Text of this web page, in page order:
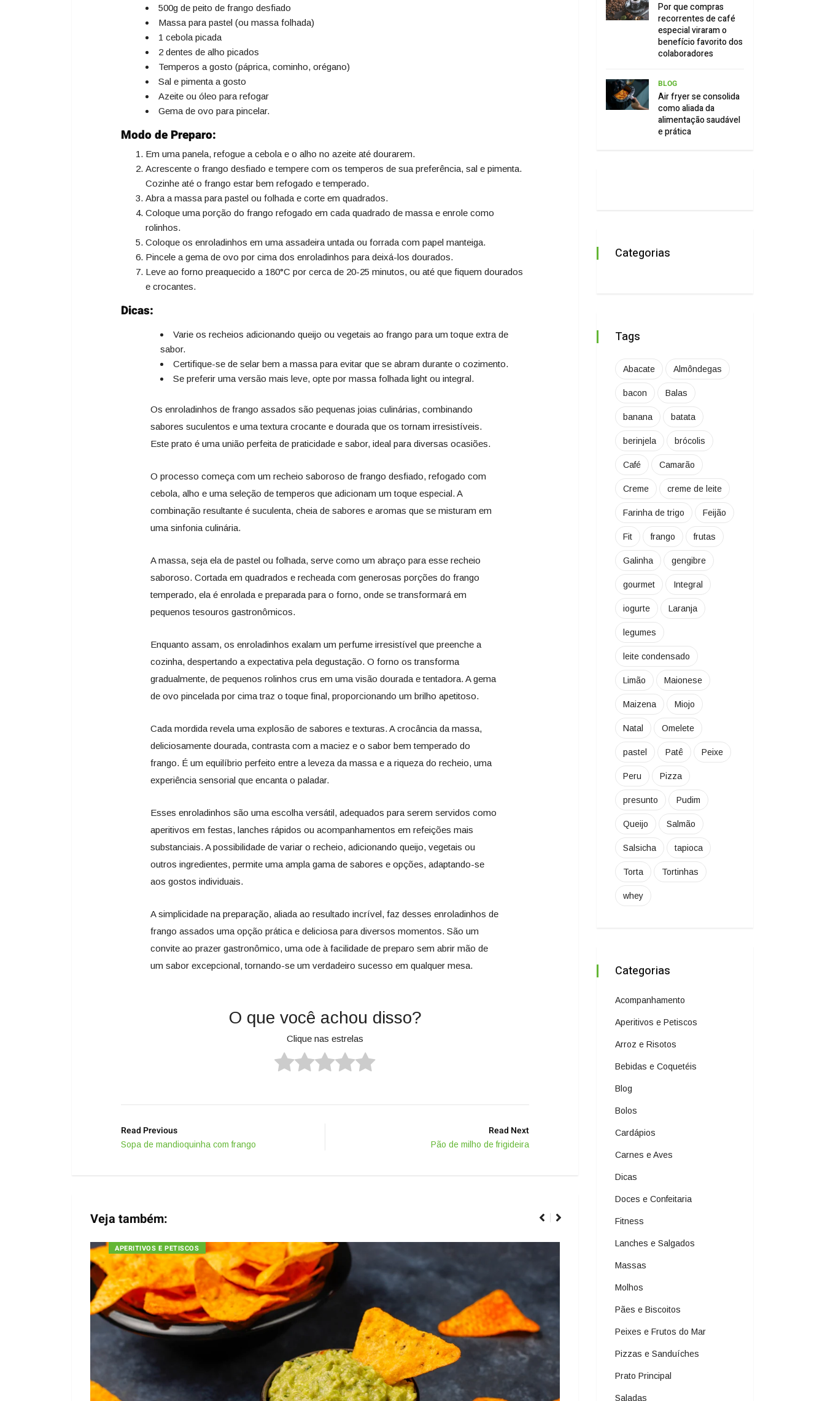
500g de peito de frango desfiado
Massa para pastel (ou massa folhada)
1 cebola picada
2 dentes de alho picados
Temperos a gosto (páprica, cominho, orégano)
Sal e pimenta a gosto
Azeite ou óleo para refogar
Gema de ovo para pincelar.
Modo de Preparo:
Em uma panela, refogue a cebola e o alho no azeite até dourarem.
Acrescente o frango desfiado e tempere com os temperos de sua preferência, sal e pimenta.
Cozinhe até o frango estar bem refogado e temperado.
Abra a massa para pastel ou folhada e corte em quadrados.
Coloque uma porção do frango refogado em cada quadrado de massa e enrole como
rolinhos.
Coloque os enroladinhos em uma assadeira untada ou forrada com papel manteiga.
Pincele a gema de ovo por cima dos enroladinhos para deixá-los dourados.
Leve ao forno preaquecido a 180°C por cerca de 20-25 minutos, ou até que fiquem dourados
e crocantes.
Dicas:
Varie os recheios adicionando queijo ou vegetais ao frango para um toque extra de
sabor.
Certifique-se de selar bem a massa para evitar que se abram durante o cozimento.
Se preferir uma versão mais leve, opte por massa folhada light ou integral.
Os enroladinhos de frango assados são pequenas joias culinárias, combinando
sabores suculentos e uma textura crocante e dourada que os tornam irresistíveis.
Este prato é uma união perfeita de praticidade e sabor, ideal para diversas ocasiões.
O processo começa com um recheio saboroso de frango desfiado, refogado com
cebola, alho e uma seleção de temperos que adicionam um toque especial. A
combinação resultante é suculenta, cheia de sabores e aromas que se misturam em
uma sinfonia culinária.
A massa, seja ela de pastel ou folhada, serve como um abraço para esse recheio
saboroso. Cortada em quadrados e recheada com generosas porções do frango
temperado, ela é enrolada e preparada para o forno, onde se transformará em
pequenos tesouros gastronômicos.
Enquanto assam, os enroladinhos exalam um perfume irresistível que preenche a
cozinha, despertando a expectativa pela degustação. O forno os transforma
gradualmente, de pequenos rolinhos crus em uma visão dourada e tentadora. A gema
de ovo pincelada por cima traz o toque final, proporcionando um brilho apetitoso.
Cada mordida revela uma explosão de sabores e texturas. A crocância da massa,
deliciosamente dourada, contrasta com a maciez e o sabor bem temperado do
frango. É um equilíbrio perfeito entre a leveza da massa e a riqueza do recheio, uma
experiência sensorial que encanta o paladar.
Esses enroladinhos são uma escolha versátil, adequados para serem servidos como
aperitivos em festas, lanches rápidos ou acompanhamentos em refeições mais
substanciais. A possibilidade de variar o recheio, adicionando queijo, vegetais ou
outros ingredientes, permite uma ampla gama de sabores e opções, adaptando-se
aos gostos individuais.
A simplicidade na preparação, aliada ao resultado incrível, faz desses enroladinhos de
frango assados uma opção prática e deliciosa para diversos momentos. São um
convite ao prazer gastronômico, uma ode à facilidade de preparo sem abrir mão de
um sabor excepcional, tornando-se um verdadeiro sucesso em qualquer mesa.
O que você achou disso?
Clique nas estrelas
Read Previous
Sopa de mandioquinha com frango
Read Next
Pão de milho de frigideira
Veja também:
APERITIVOS E PETISCOS ARROZ E RISOTOS
Por que compras
recorrentes de café
especial viraram o
benefício favorito dos
colaboradores
BLOG
Air fryer se consolida
como aliada da
alimentação saudável
e prática
Categorias
Tags
Abacate Almôndegas
bacon Balas
banana batata
berinjela brócolis
Café Camarão
Creme creme de leite
Farinha de trigo Feijão
Fit frango frutas
Galinha gengibre
gourmet Integral
iogurte Laranja
legumes
leite condensado
Limão Maionese
Maizena Miojo
Natal Omelete
pastel Patê Peixe
Peru Pizza
presunto Pudim
Queijo Salmão
Salsicha tapioca
Torta Tortinhas
whey
Categorias
Acompanhamento
Aperitivos e Petiscos
Arroz e Risotos
Bebidas e Coquetéis
Blog
Bolos
Cardápios
Carnes e Aves
Dicas
Doces e Confeitaria
Fitness
Lanches e Salgados
Massas
Molhos
Pães e Biscoitos
Peixes e Frutos do Mar
Pizzas e Sanduíches
Prato Principal
Saladas